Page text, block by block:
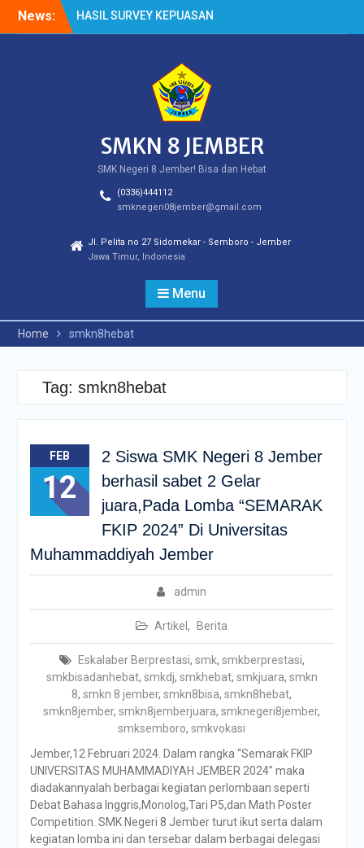
News:
HASIL SURVEY KEPUASAN
PELANGGAN
Cek Kesehatan Gratis
SMKN 8 JEMBER
SMK Negeri 8 Jember! Bisa dan Hebat
(0336)444112
smknegeri08jember@gmail.com
Jl. Pelita no 27 Sidomekar - Semboro - Jember
Jawa Timur, Indonesia
Menu
Home smkn8hebat
Tag: smkn8hebat
FEB
12
2 Siswa SMK Negeri 8 Jember
berhasil sabet 2 Gelar
juara,Pada Lomba “SEMARAK
FKIP 2024” Di Universitas
Muhammaddiyah Jember
admin
Artikel, Berita
Eskalaber Berprestasi, smk, smkberprestasi,
smkbisadanhebat, smkdj, smkhebat, smkjuara, smkn
8,smkn 8 jember,smkn8bisa,smkn8hebat,
smkn8jember,smkn8jemberjuara,smknegeri8jember,
smksemboro,smkvokasi
Jember,12 Februari 2024. Dalam rangka “Semarak FKIP
UNIVERSITAS MUHAMMADIYAH JEMBER 2024” maka
diadakannyalah berbagai kegiatan perlombaan seperti
Debat Bahasa Inggris,Monolog,Tari P5,dan Math Poster
Competition. SMK Negeri 8 Jember turut ikut serta dalam
kegiatan lomba ini dan tersebar dalam berbagai delegasi